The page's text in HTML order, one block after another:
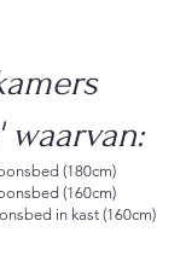
waarvan:
(180cm)
(160cm)
in kast (160cm)